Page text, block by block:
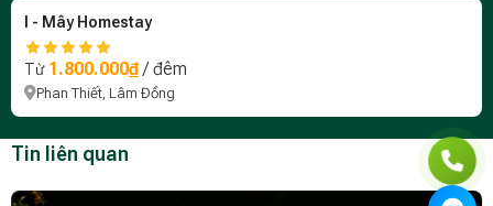
I - Mây Homestay
Từ 1.800.000₫/ đêm
Phan Thiết, Lâm Đồng
Tin liên quan